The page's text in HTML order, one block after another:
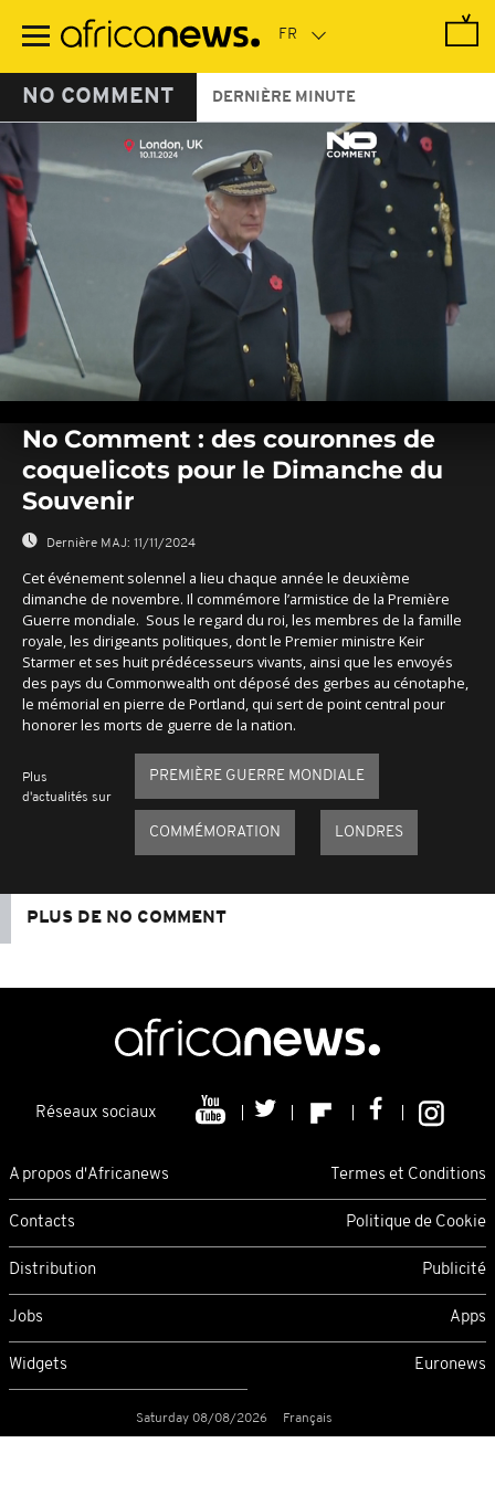
contenu
NO COMMENT DERNIÈRE MINUTE
seconds
seconds
No Comment : des couronnes de
coquelicots pour le Dimanche du
Souvenir
Dernière MAJ: 11/11/2024
Cet événement solennel a lieu chaque année le deuxième
dimanche de novembre. Il commémore l’armistice de la Première
Guerre mondiale. Sous le regard du roi, les membres de la famille
royale, les dirigeants politiques, dont le Premier ministre Keir
Starmer et ses huit prédécesseurs vivants, ainsi que les envoyés
des pays du Commonwealth ont déposé des gerbes au cénotaphe,
le mémorial en pierre de Portland, qui sert de point central pour
honorer les morts de guerre de la nation.
Plus
d'actualités sur
PREMIÈRE GUERRE MONDIALE
COMMÉMORATION LONDRES
PLUS DE NO COMMENT
Réseaux sociaux
A propos d'Africanews Termes et Conditions
Contacts Politique de Cookie
Distribution Publicité
Jobs Apps
Widgets Euronews
Saturday 08/08/2026